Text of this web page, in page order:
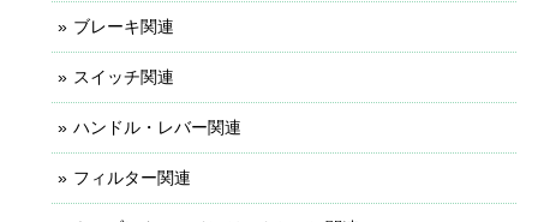
ブレーキ関連
スイッチ関連
ハンドル・レバー関連
フィルター関連